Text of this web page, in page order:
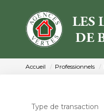
Accueil Professionnels
Type de transaction